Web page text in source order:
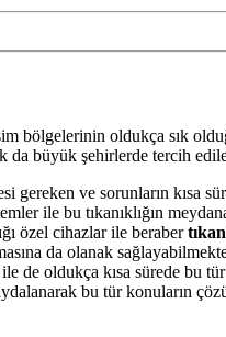
oldukça sık
büyük şehirlerde tercih
ve sorunların kısa
ile bu tıkanıklığın
özel cihazlar ile beraber
da olanak
de oldukça kısa sürede bu
bu tür konuların